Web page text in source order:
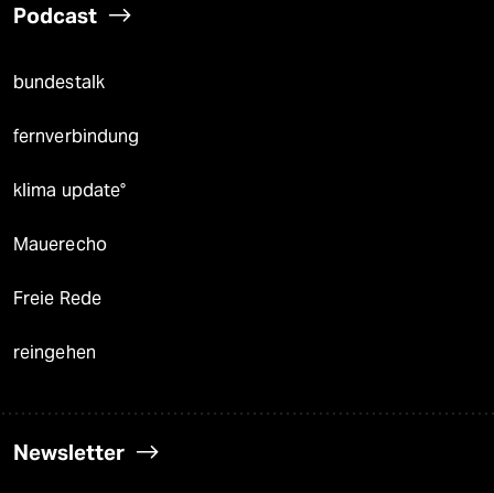
Podcast
bundestalk
fernverbindung
klima update°
Mauerecho
Freie Rede
reingehen
Newsletter